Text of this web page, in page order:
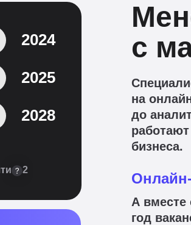
с
на
до
бизнеса.
А вместе
год
2025
2028
2024
в 2